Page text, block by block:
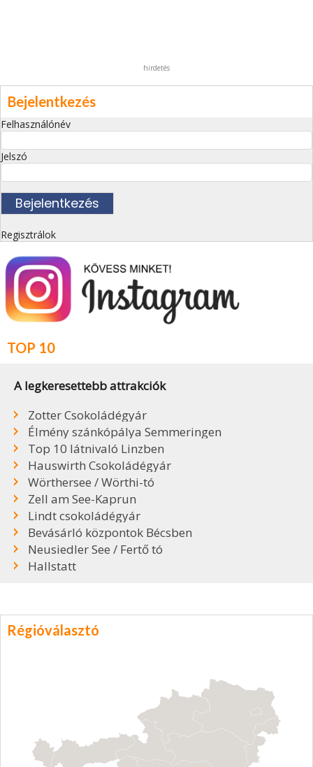
hirdetés
Bejelentkezés
Felhasználónév
Jelszó
Regisztrálok
TOP 10
A legkeresettebb attrakciók
Zotter Csokoládégyár
Élmény szánkópálya Semmeringen
Top 10 látnivaló Linzben
Hauswirth Csokoládégyár
Wörthersee / Wörthi-tó
Zell am See-Kaprun
Lindt csokoládégyár
Bevásárló központok Bécsben
Neusiedler See / Fertő tó
Hallstatt
Régióválasztó